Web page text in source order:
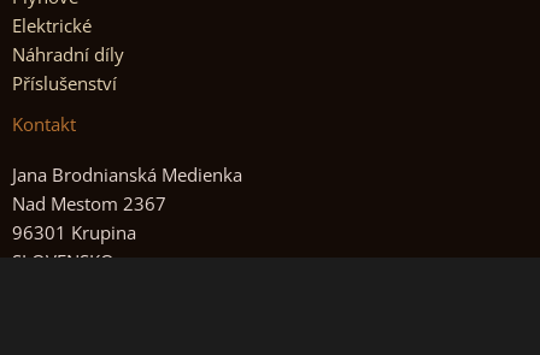
Elektrické
Náhradní díly
Příslušenství
Kontakt
Jana Brodnianská Medienka
Nad Mestom 2367
96301 Krupina
SLOVENSKO